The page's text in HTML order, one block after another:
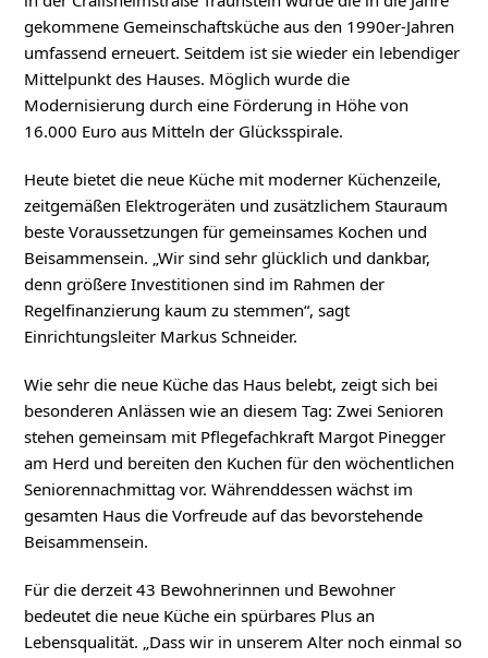
gekommene Gemeinschaftsküche aus den 1990er-Jahren
umfassend erneuert. Seitdem ist sie wieder ein lebendiger
Mittelpunkt des Hauses. Möglich wurde die
Modernisierung durch eine Förderung in Höhe von
16.000 Euro aus Mitteln der Glücksspirale.
Heute bietet die neue Küche mit moderner Küchenzeile,
zeitgemäßen Elektrogeräten und zusätzlichem Stauraum
beste Voraussetzungen für gemeinsames Kochen und
Beisammensein. „Wir sind sehr glücklich und dankbar,
denn größere Investitionen sind im Rahmen der
Regelfinanzierung kaum zu stemmen“, sagt
Einrichtungsleiter Markus Schneider.
Wie sehr die neue Küche das Haus belebt, zeigt sich bei
besonderen Anlässen wie an diesem Tag: Zwei Senioren
stehen gemeinsam mit Pflegefachkraft Margot Pinegger
am Herd und bereiten den Kuchen für den wöchentlichen
Seniorennachmittag vor. Währenddessen wächst im
gesamten Haus die Vorfreude auf das bevorstehende
Beisammensein.
Für die derzeit 43 Bewohnerinnen und Bewohner
bedeutet die neue Küche ein spürbares Plus an
Lebensqualität. „Dass wir in unserem Alter noch einmal so